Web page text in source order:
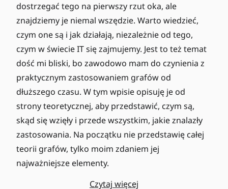
dostrzegać tego na pierwszy rzut oka, ale
znajdziemy je niemal wszędzie. Warto wiedzieć,
czym one są i jak działają, niezależnie od tego,
czym w świecie IT się zajmujemy. Jest to też temat
dość mi bliski, bo zawodowo mam do czynienia z
praktycznym zastosowaniem grafów od
dłuższego czasu. W tym wpisie opisuję je od
strony teoretycznej, aby przedstawić, czym są,
skąd się wzięły i przede wszystkim, jakie znalazły
zastosowania. Na początku nie przedstawię całej
teorii grafów, tylko moim zdaniem jej
najważniejsze elementy.
Czytaj więcej